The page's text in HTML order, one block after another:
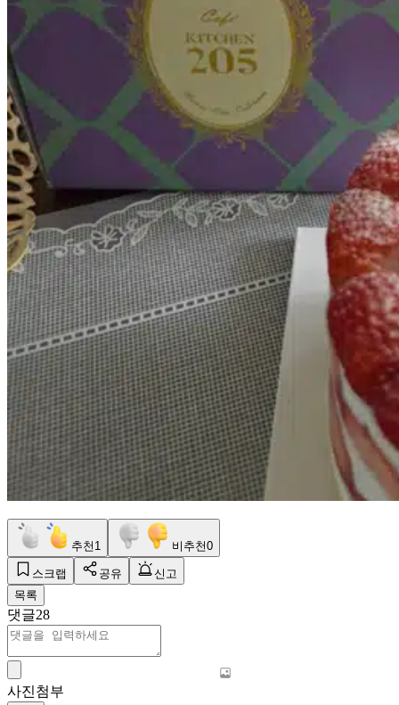
추천 1 비추천0
스크랩 공유
신고
목록
댓글28
사진첨부